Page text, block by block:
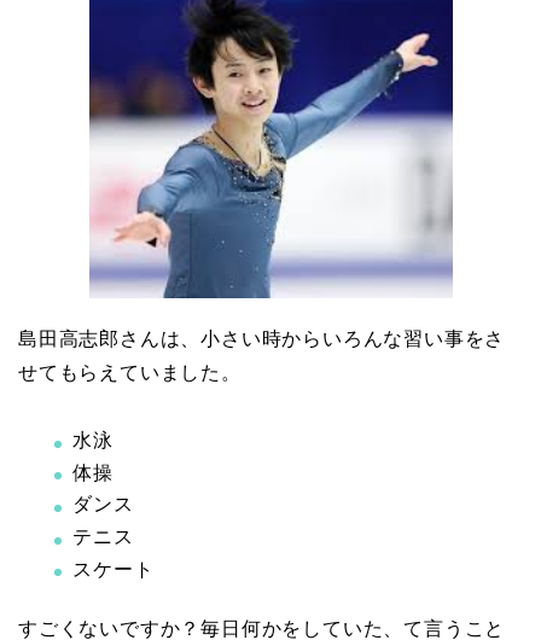
島田高志郎さんは、小さい時からいろんな習い事をさ
せてもらえていました。
水泳
体操
ダンス
テニス
スケート
すごくないですか？毎日何かをしていた、て言うこと